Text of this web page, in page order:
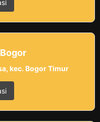
kec. Bogor Timur